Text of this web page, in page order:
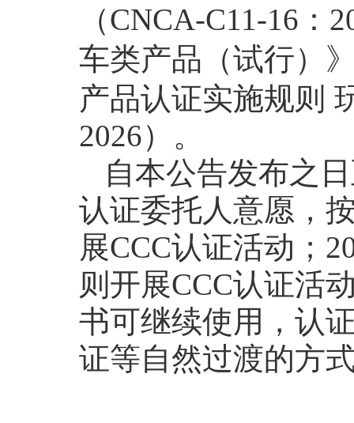
（CNCA-C11-16：
车类产品（试行）
产品认证实施规则
2026）。
自本公告发布之
认证委托人意愿，
展CCC认证活动；
则开展CCC认证活
书可继续使用，认
证等自然过渡的方